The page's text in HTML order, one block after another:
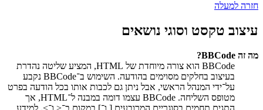
חזרה למעלה
עיצוב טקסט וסוגי נושאים
מה זה BBCode?
BBCode הוא צורה מיוחדת של HTML, המציע שליטה נהדרת
בעיצוב בחלקים מסוימים בהודעה. השימוש ב־BBCode נקבע
על־ידי המנהל הראשי, אבל ניתן גם לכבות אותו בכל הודעה בפרט
מטופס השליחה. BBCode עצמו דומה במבנה ל־HTML, אך
התגים תחמים בסוגריים המרובעים [ ו־] במקום ב־< ו־>. למידע